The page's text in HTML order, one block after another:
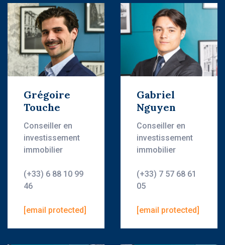
Grégoire
Touche
Conseiller en
investissement
immobilier
(+33) 6 88 10 99
46
[email protected]
Gabriel
Nguyen
Conseiller en
investissement
immobilier
(+33) 7 57 68 61
05
[email protected]